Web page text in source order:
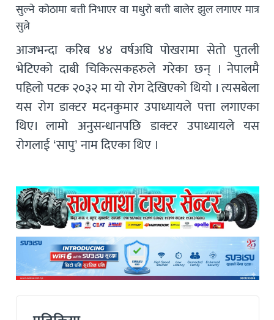
सुल्ने कोठामा बत्ती निभाएर वा मधुरो बत्ती बालेर झुल लगाएर मात्र
सुत्ने
आजभन्दा करिब ४४ वर्षअघि पोखरामा सेतो पुतली
भेटिएको दाबी चिकित्सकहरुले गरेका छन् । नेपालमै
पहिलो पटक २०३२ मा याे रोग देखिएको थियो । त्यसबेला
यस रोग डाक्टर मदनकुमार उपाध्यायले पत्ता लगाएका
थिए। लामो अनुसन्धानपछि डाक्टर उपाध्यायले यस
रोगलाई ‘सापु’ नाम दिएका थिए ।